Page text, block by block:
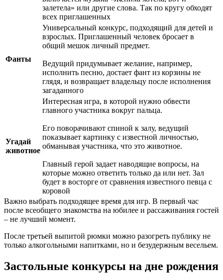
залетела» или другие слова. Так по кругу обходят
всех приглашенных
Фанты
Универсальный конкурс, подходящий для детей и
взрослых. Приглашенный человек бросает в
общий мешок личный предмет.
Ведущий придумывает желание, например,
исполнить песню, достает фант из корзины не
глядя, и возвращает владельцу после исполнения
загаданного
Угадай
животное
Интересная игра, в которой нужно обвести
главного участника вокруг пальца.
Его поворачивают спиной к залу, ведущий
показывает картинку с известной личностью,
обманывая участника, что это животное.
Главный герой задает наводящие вопросы, на
которые можно ответить только да или нет. Зал
будет в восторге от сравнения известного певца с
коровой
Важно выбрать подходящее время для игр. В первый час
после всеобщего знакомства на юбилее и рассаживания гостей
– не лучший момент.
После третьей выпитой рюмки можно разогреть публику не
только алкогольными напитками, но и безудержным весельем.
Застольные конкурсы на дне рождения